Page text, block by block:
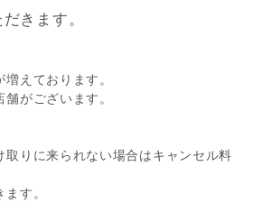
きます。
えております。
がございます。
りに来られない場合はキャンセル料
す。